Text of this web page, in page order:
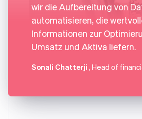
wir die Aufbereitung von
automatisieren, die
Informationen zur
Umsatz und Aktiva liefern.
Sonali Chatterji , Head of